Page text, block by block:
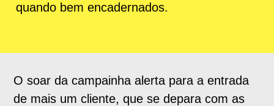
quando bem encadernados.
O soar da campainha alerta para a entrada
de mais um cliente, que se depara com as